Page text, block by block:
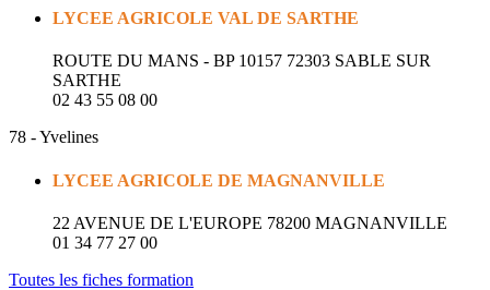
LYCEE AGRICOLE VAL DE SARTHE
ROUTE DU MANS - BP 10157 72303 SABLE SUR
SARTHE
02 43 55 08 00
78 - Yvelines
LYCEE AGRICOLE DE MAGNANVILLE
22 AVENUE DE L'EUROPE 78200 MAGNANVILLE
01 34 77 27 00
Toutes les fiches formation